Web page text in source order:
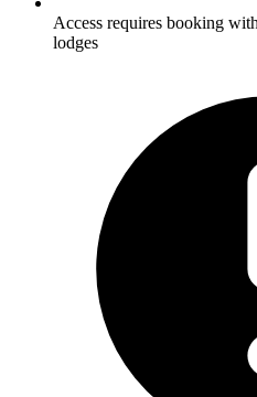
Access requires booking
lodges